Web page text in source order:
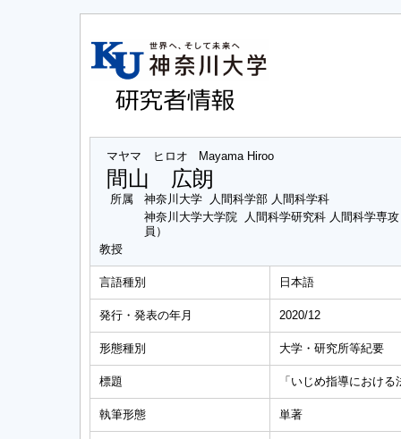
マヤマ ヒロオ Mayama Hiroo
間山 広朗
所属
神奈川大学 人間科学部 人間科学科
神奈川大学大学院 人間科学研究科 人間科学専
員）
教授
言語種別 日本語
発行・発表の年月 2020/12
形態種別 大学・研究所等紀要
標題 「いじめ指導におけ
執筆形態 単著